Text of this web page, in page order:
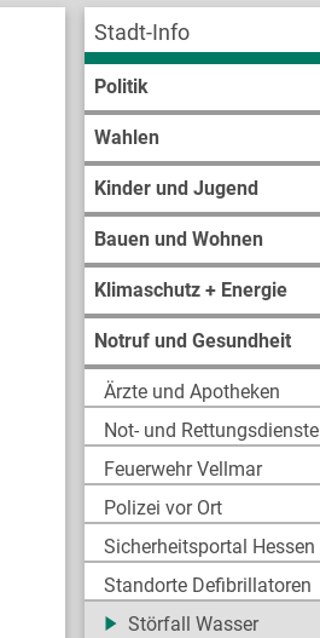
Stadt-Info
Politik
Wahlen
Kinder und Jugend
Bauen und Wohnen
Klimaschutz + Energie
Notruf und Gesundheit
Ärzte und Apotheken
Not- und Rettungsdienste
Feuerwehr Vellmar
Polizei vor Ort
Sicherheitsportal Hessen
Standorte Defibrillatoren
Störfall Wasser